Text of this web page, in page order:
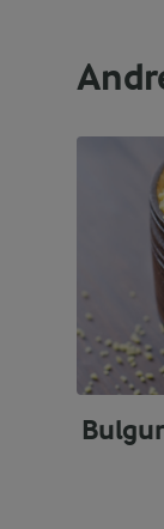
Bulgur